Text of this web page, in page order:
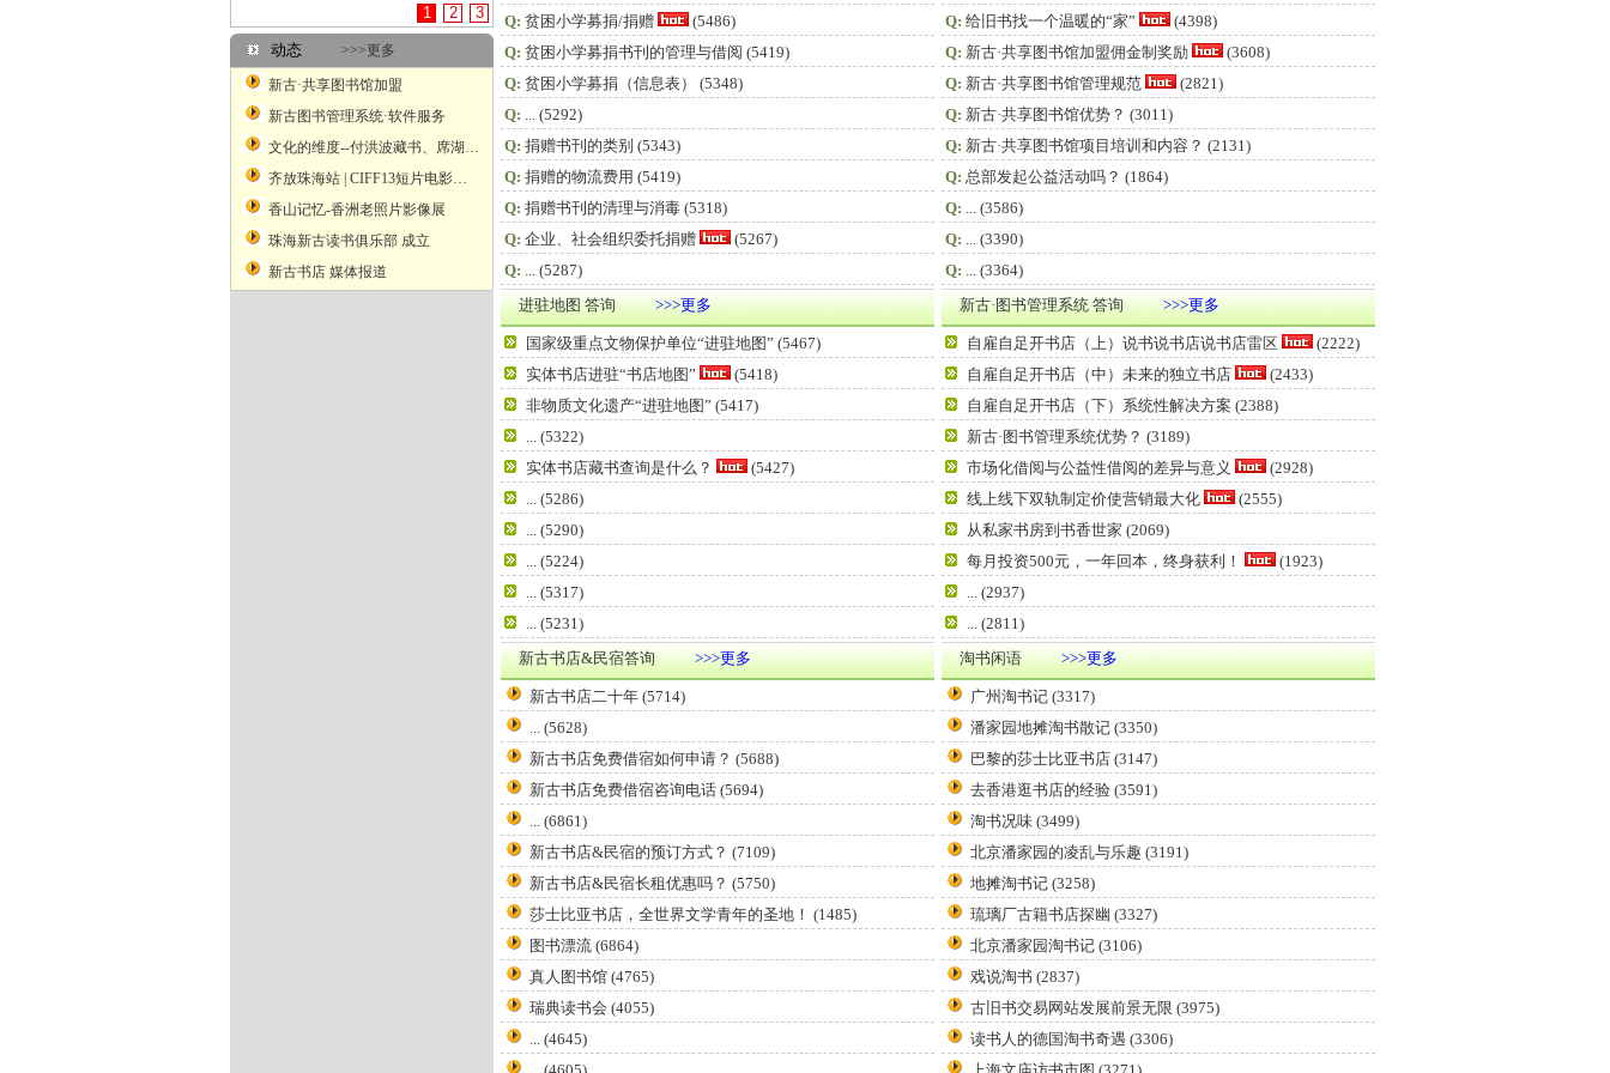
1 2 3
动态 >>>更多
新古·共享图书馆加盟
新古图书管理系统·软件服务
文化的维度--付洪波藏书、席湖藏书票艺术二人展
齐放珠海站 | CIFF13短片电影展映
香山记忆-香洲老照片影像展
珠海新古读书俱乐部 成立
新古书店 媒体报道
Q: 贫困小学募捐/捐赠
(5486)
Q: 贫困小学募捐书刊的管理与借阅 (5419)
Q: 贫困小学募捐（信息表）
(5348)
Q: ... (5292)
Q: 捐赠书刊的类别 (5343)
Q: 捐赠的物流费用 (5419)
Q: 捐赠书刊的清理与消毒 (5318)
Q: 企业、社会组织委托捐赠
(5267)
Q: ... (5287)
进驻地图 答询
>>>更多
国家级重点文物保护单位“进驻地图” (5467)
实体书店进驻“书店地图”
(5418)
非物质文化遗产“进驻地图” (5417)
... (5322)
实体书店藏书查询是什么？
(5427)
... (5286)
... (5290)
... (5224)
... (5317)
... (5231)
新古书店&民宿答询
>>>更多
新古书店二十年 (5714)
... (5628)
新古书店免费借宿如何申请？ (5688)
新古书店免费借宿咨询电话 (5694)
... (6861)
新古书店&民宿的预订方式？ (7109)
新古书店&民宿长租优惠吗？ (5750)
莎士比亚书店，全世界文学青年的圣地！ (1485)
图书漂流 (6864)
真人图书馆 (4765)
瑞典读书会 (4055)
... (4645)
Q: 给旧书找一个温暖的“家”
(4398)
Q: 新古·共享图书馆加盟佣金制奖励
(3608)
Q: 新古·共享图书馆管理规范
(2821)
Q: 新古·共享图书馆优势？ (3011)
Q: 新古·共享图书馆项目培训和内容？ (2131)
Q: 总部发起公益活动吗？ (1864)
Q: ... (3586)
Q: ... (3390)
Q: ... (3364)
新古·图书管理系统 答询
>>>更多
自雇自足开书店（上）说书说书店说书店雷区
(2222)
自雇自足开书店（中）未来的独立书店
(2433)
自雇自足开书店（下）系统性解决方案 (2388)
新古·图书管理系统优势？ (3189)
市场化借阅与公益性借阅的差异与意义
(2928)
线上线下双轨制定价使营销最大化
(2555)
从私家书房到书香世家 (2069)
每月投资500元，一年回本，终身获利！
(1923)
... (2937)
... (2811)
淘书闲语
>>>更多
广州淘书记 (3317)
潘家园地摊淘书散记 (3350)
巴黎的莎士比亚书店 (3147)
去香港逛书店的经验 (3591)
淘书况味 (3499)
北京潘家园的凌乱与乐趣 (3191)
地摊淘书记 (3258)
琉璃厂古籍书店探幽 (3327)
北京潘家园淘书记 (3106)
戏说淘书 (2837)
古旧书交易网站发展前景无限 (3975)
读书人的德国淘书奇遇 (3306)